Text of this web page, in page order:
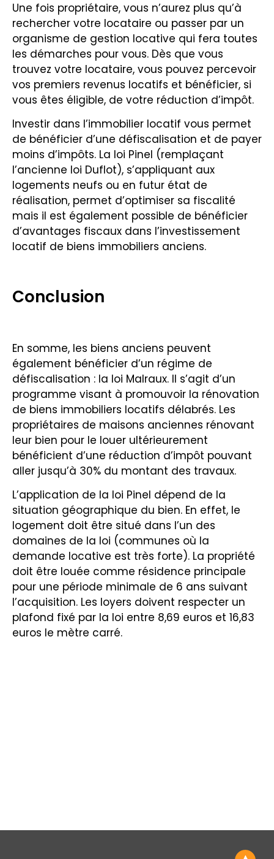
Une fois propriétaire, vous n’aurez plus qu’à
rechercher votre locataire ou passer par un
organisme de gestion locative qui fera toutes
les démarches pour vous. Dès que vous
trouvez votre locataire, vous pouvez percevoir
vos premiers revenus locatifs et bénéficier, si
vous êtes éligible, de votre réduction d’impôt.
Investir dans l’immobilier locatif vous permet
de bénéficier d’une défiscalisation et de payer
moins d’impôts. La loi Pinel (remplaçant
l’ancienne loi Duflot), s’appliquant aux
logements neufs ou en futur état de
réalisation, permet d’optimiser sa fiscalité
mais il est également possible de bénéficier
d’avantages fiscaux dans l’investissement
locatif de biens immobiliers anciens.
Conclusion
En somme, les biens anciens peuvent
également bénéficier d’un régime de
défiscalisation : la loi Malraux. Il s’agit d’un
programme visant à promouvoir la rénovation
de biens immobiliers locatifs délabrés. Les
propriétaires de maisons anciennes rénovant
leur bien pour le louer ultérieurement
bénéficient d’une réduction d’impôt pouvant
aller jusqu’à 30% du montant des travaux.
L’application de la loi Pinel dépend de la
situation géographique du bien. En effet, le
logement doit être situé dans l’un des
domaines de la loi (communes où la
demande locative est très forte). La propriété
doit être louée comme résidence principale
pour une période minimale de 6 ans suivant
l’acquisition. Les loyers doivent respecter un
plafond fixé par la loi entre 8,69 euros et 16,83
euros le mètre carré.